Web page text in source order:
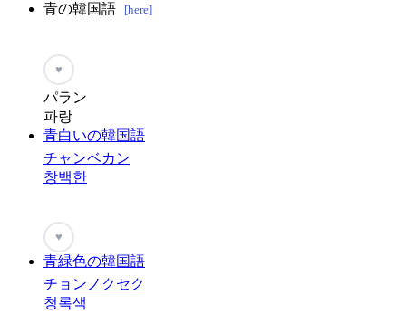
青の韓国語 [here]
♥
パラン
파랑
青白いの韓国語
チャンベカン
창백한
♥
青緑色の韓国語
チョンノクセク
청록색